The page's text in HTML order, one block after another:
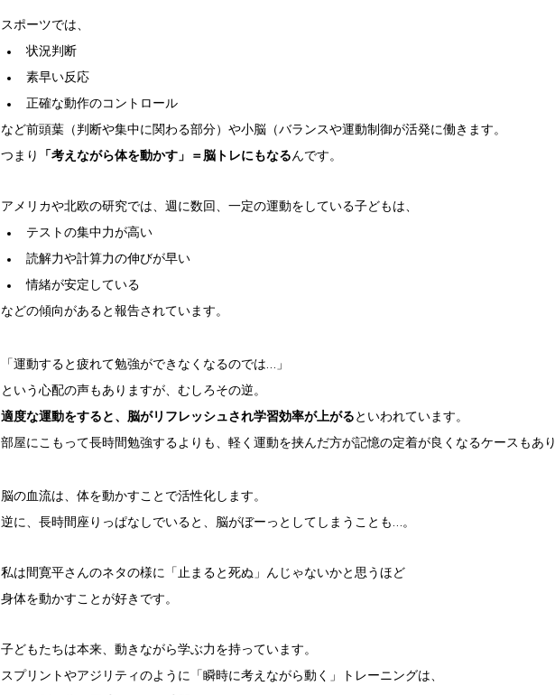
スポーツでは、
状況判断
素早い反応
正確な動作のコントロール
など前頭葉（判断や集中に関わる部分）や小脳（バランスや運動制御が活発に働きます。
つまり 「考えながら体を動かす」＝脳トレにもなるんです。
アメリカや北欧の研究では、週に数回、一定の運動をしている子どもは、
テストの集中力が高い
読解力や計算力の伸びが早い
情緒が安定している
などの傾向があると報告されています。
「運動すると疲れて勉強ができなくなるのでは…」
という心配の声もありますが、むしろその逆。
適度な運動をすると、脳がリフレッシュされ学習効率が上がる といわれています。
部屋にこもって長時間勉強するよりも、軽く運動を挟んだ方が記憶の定着が良くなるケースもあ
脳の血流は、体を動かすことで活性化します。
逆に、長時間座りっぱなしでいると、脳がぼーっとしてしまうことも…。
私は間寛平さんのネタの様に「止まると死ぬ」んじゃないかと思うほど
身体を動かすことが好きです。
子どもたちは本来、動きながら学ぶ力を持っています。
スプリントやアジリティのように「瞬時に考えながら動く」トレーニングは、